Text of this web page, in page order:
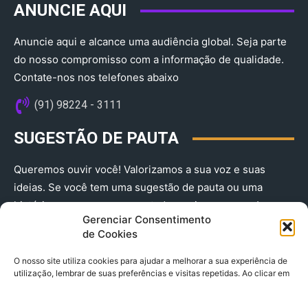
Gerenciar Consentimento
de Cookies
O nosso site utiliza cookies para ajudar a melhorar a sua experiência de
utilização, lembrar de suas preferências e visitas repetidas. Ao clicar em
ANUNCIE AQUI
Anuncie aqui e alcance uma audiência global. Seja parte
do nosso compromisso com a informação de qualidade.
Contate-nos nos telefones abaixo
(91) 98224 - 3111
SUGESTÃO DE PAUTA
Queremos ouvir você! Valorizamos a sua voz e suas
ideias. Se você tem uma sugestão de pauta ou uma
história que merece ser contada, envie-nos agora!
(91) 98224 - 3111